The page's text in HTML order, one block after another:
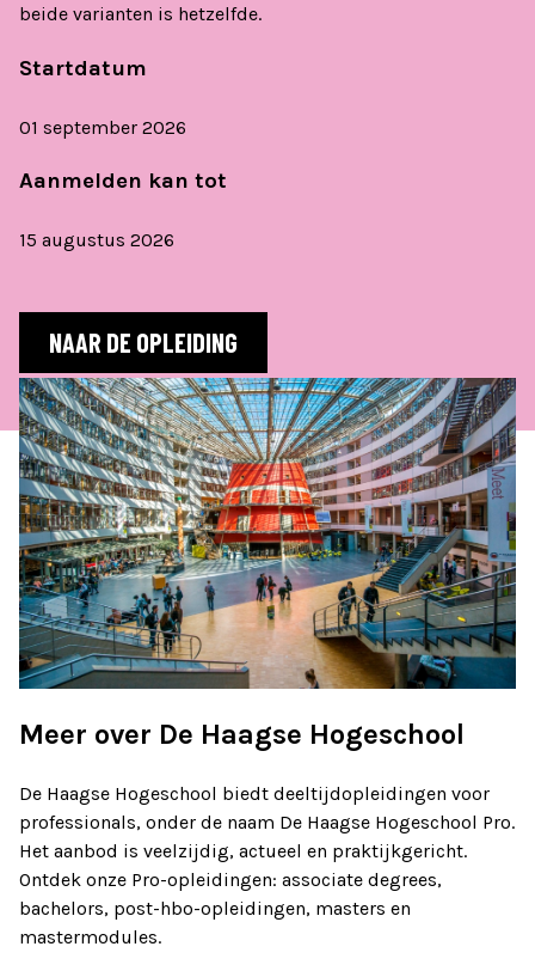
beide varianten is hetzelfde.
Startdatum
01 september 2026
Aanmelden kan tot
15 augustus 2026
NAAR DE OPLEIDING
Meer over De Haagse Hogeschool
De Haagse Hogeschool biedt deeltijdopleidingen voor
professionals, onder de naam De Haagse Hogeschool Pro.
Het aanbod is veelzijdig, actueel en praktijkgericht.
Ontdek onze Pro-opleidingen: associate degrees,
bachelors, post-hbo-opleidingen, masters en
mastermodules.